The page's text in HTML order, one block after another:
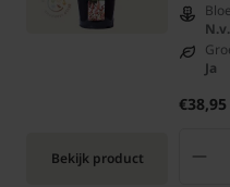
Bekijk product
Ja
€38,95